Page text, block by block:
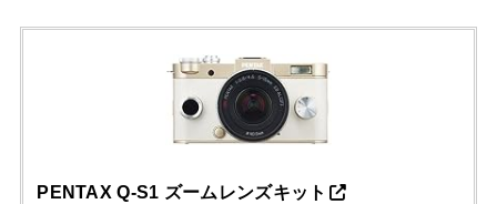
PENTAX Q-S1 ズームレンズキット